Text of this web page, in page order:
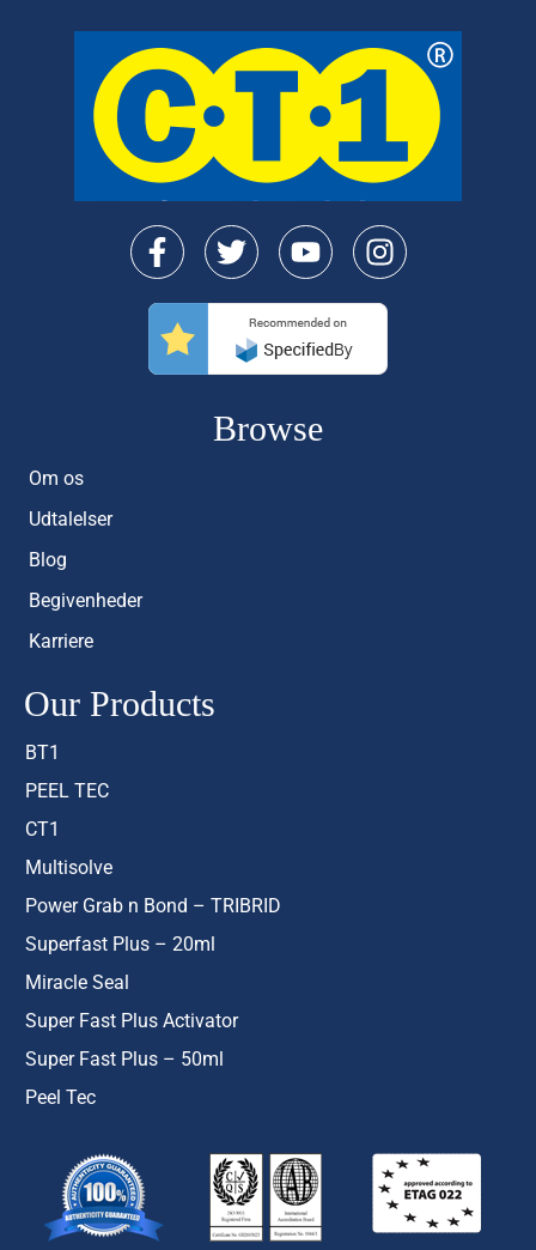
Browse
Om os
Udtalelser
Blog
Begivenheder
Karriere
Our Products
BT1
PEEL TEC
CT1
Multisolve
Power Grab n Bond – TRIBRID
Superfast Plus – 20ml
Miracle Seal
Super Fast Plus Activator
Super Fast Plus – 50ml
Peel Tec